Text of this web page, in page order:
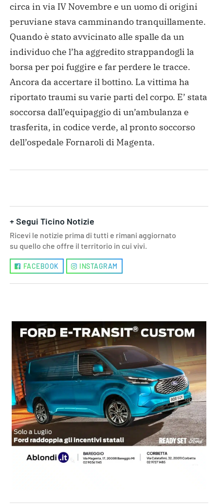
circa in via IV Novembre e un uomo di origini
peruviane stava camminando tranquillamente.
Quando è stato avvicinato alle spalle da un
individuo che l’ha aggredito strappandogli la
borsa per poi fuggire e far perdere le tracce.
Ancora da accertare il bottino. La vittima ha
riportato traumi su varie parti del corpo. E’ stata
soccorsa dall’equipaggio di un’ambulanza e
trasferita, in codice verde, al pronto soccorso
dell’ospedale Fornaroli di Magenta.
+ Segui Ticino Notizie
Ricevi le notizie prima di tutti e rimani aggiornato
su quello che offre il territorio in cui vivi.
FACEBOOK INSTAGRAM